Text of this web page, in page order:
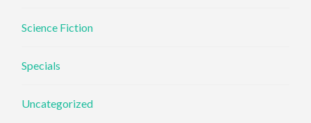
Science Fiction
Specials
Uncategorized